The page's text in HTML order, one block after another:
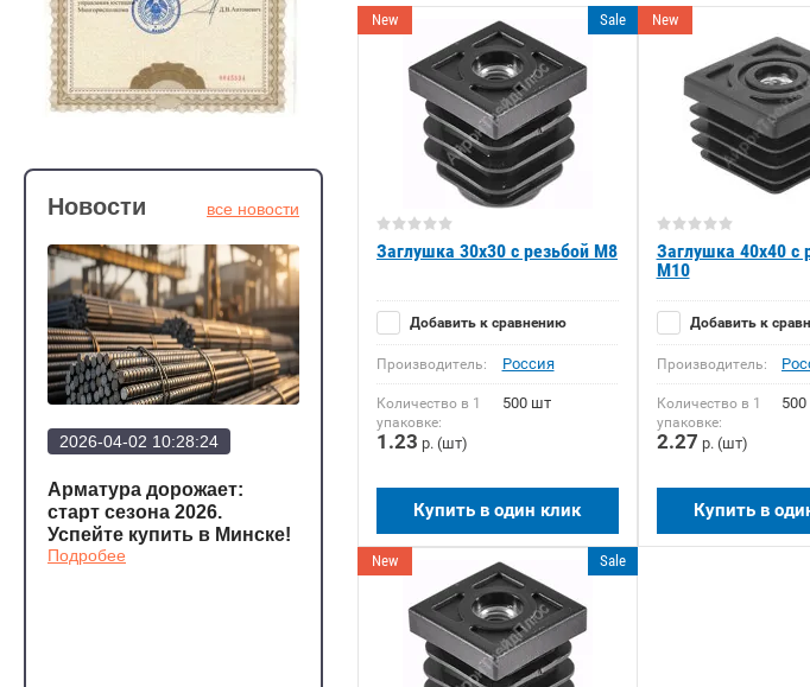
Новости все новости
2026-04-02 10:28:24
Арматура дорожает:
старт сезона 2026.
Успейте купить в Минске!
Подробее
2026-03-20 12:23:57
Арматура стала еще
Подробее
2026-02-19 12:06:21
Снижение цен на
профильные трубы
перед строительным
сезоном 2026
Подробее
New Sale
Заглушка 30x30 с резьбой М8
Добавить к сравнению
Производитель: Россия
Количество в 1
упаковке:
500 шт
1.23 р. (шт)
Купить в один клик
New
Заглушка 40x40 с
М10
Добавить к
Производитель:
Количество в 1
упаковке:
2.27 р. (шт)
Купить в
New Sale